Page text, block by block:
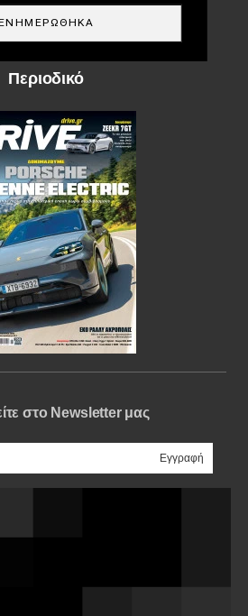
EDRIVE
DRIVE USED
Περιοδικό
στο Newsletter μας